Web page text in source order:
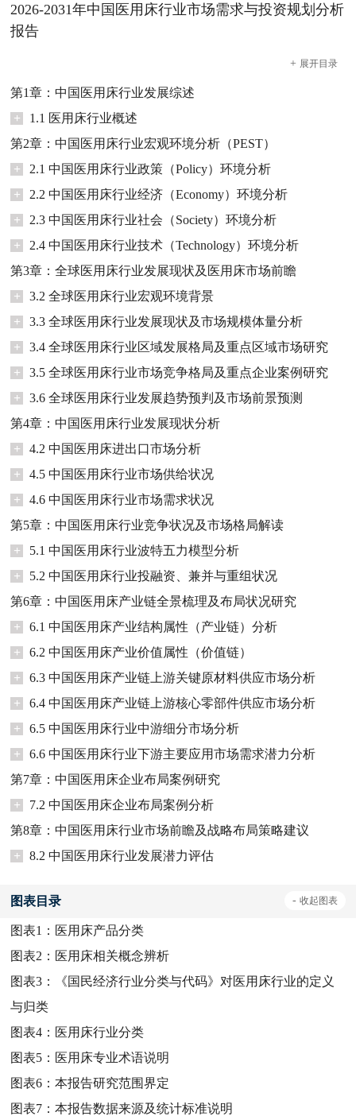
2026-2031年中国医用床行业市场需求与投资规划分析
报告
+ 展开目录
第1章：中国医用床行业发展综述
+
1.1 医用床行业概述
第2章：中国医用床行业宏观环境分析（PEST）
+
2.1 中国医用床行业政策（Policy）环境分析
+
2.2 中国医用床行业经济（Economy）环境分析
+
2.3 中国医用床行业社会（Society）环境分析
+
2.4 中国医用床行业技术（Technology）环境分析
第3章：全球医用床行业发展现状及医用床市场前瞻
+
3.2 全球医用床行业宏观环境背景
+
3.3 全球医用床行业发展现状及市场规模体量分析
+
3.4 全球医用床行业区域发展格局及重点区域市场研究
+
3.5 全球医用床行业市场竞争格局及重点企业案例研究
+
3.6 全球医用床行业发展趋势预判及市场前景预测
第4章：中国医用床行业发展现状分析
+
4.2 中国医用床进出口市场分析
+
4.5 中国医用床行业市场供给状况
+
4.6 中国医用床行业市场需求状况
第5章：中国医用床行业竞争状况及市场格局解读
+
5.1 中国医用床行业波特五力模型分析
+
5.2 中国医用床行业投融资、兼并与重组状况
第6章：中国医用床产业链全景梳理及布局状况研究
+
6.1 中国医用床产业结构属性（产业链）分析
+
6.2 中国医用床产业价值属性（价值链）
+
6.3 中国医用床产业链上游关键原材料供应市场分析
+
6.4 中国医用床产业链上游核心零部件供应市场分析
+
6.5 中国医用床行业中游细分市场分析
+
6.6 中国医用床行业下游主要应用市场需求潜力分析
第7章：中国医用床企业布局案例研究
+
7.2 中国医用床企业布局案例分析
第8章：中国医用床行业市场前瞻及战略布局策略建议
+
8.2 中国医用床行业发展潜力评估
图表目录 - 收起图表
图表1： 医用床产品分类
图表2： 医用床相关概念辨析
图表3：
《国民经济行业分类与代码》对医用床行业的定义
与归类
图表4： 医用床行业分类
图表5： 医用床专业术语说明
图表6：本报告研究范围界定
图表7：本报告数据来源及统计标准说明